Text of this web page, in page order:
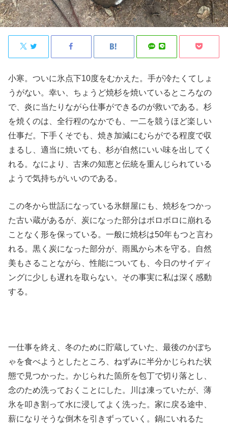
小寒。ついに氷点下10度をむかえた。手が冷たくてしょ
うがない。幸い、ちょうど焼杉を焼いているところなの
で、炎に当たりながら仕事ができるのが救いである。杉
を焼くのは、全行程のなかでも、一二を競うほど楽しい
仕事だ。下手くそでも、焼き加減にむらがでる程度で収
まるし、適当に焼いても、杉が自然にいい味を出してく
れる。なにより、古来の知恵と伝統を重んじられている
ようで気持ちがいいのである。
この冬から世話になっている氷餅屋にも、焼杉をつかっ
た古い蔵があるが、炭になった部分はボロボロに崩れる
ことなく形を保っている。一般に焼杉は50年もつと言わ
れる。黒く炭になった部分が、雨風から木を守る。自然
美もさることながら、性能についても、今日のサイディ
ングに少しも遅れを取らない。その事実に私は深く感動
する。
一仕事を終え、冬のために貯蔵していた、最後のかぼち
ゃを食べようとしたところ、ねずみに半分かじられた状
態で見つかった。かじられた箇所を包丁で切り落とし、
念のため洗っておくことにした。川は凍っていたが、薄
氷を叩き割って水に浸してよく洗った。家に戻る途中、
薪になりそうな倒木を引きずっていく。鍋にいれるた